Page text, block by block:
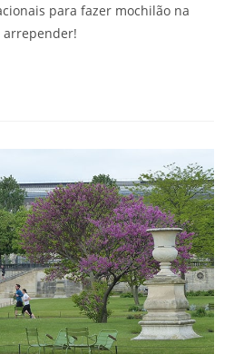
para fazer mochilão na
arrepender!